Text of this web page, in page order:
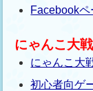
Facebookペ
にゃんこ大
にゃんこ大
初心者向ゲ